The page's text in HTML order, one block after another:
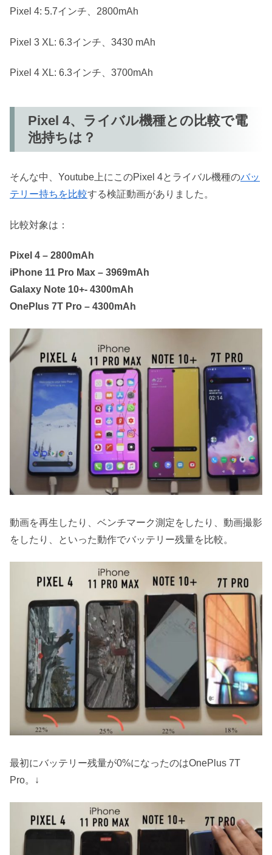
Pixel 4: 5.7インチ、2800mAh
Pixel 3 XL: 6.3インチ、3430 mAh
Pixel 4 XL: 6.3インチ、3700mAh
Pixel 4、ライバル機種との比較で電
池持ちは？
そんな中、Youtube上にこのPixel 4とライバル機種のバッ
テリー持ちを比較する検証動画がありました。
比較対象は：
Pixel 4 – 2800mAh
iPhone 11 Pro Max – 3969mAh
Galaxy Note 10+- 4300mAh
OnePlus 7T Pro – 4300mAh
動画を再生したり、ベンチマーク測定をしたり、動画撮影
をしたり、といった動作でバッテリー残量を比較。
最初にバッテリー残量が0%になったのはOnePlus 7T
Pro。↓